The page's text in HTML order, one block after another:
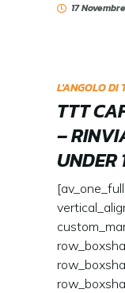
17
L'ANGOLO DI
TTT
–
UNDER